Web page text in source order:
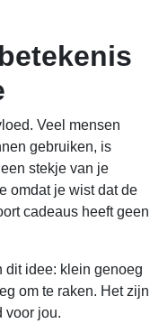
Veel mensen
gebruiken, is
stekje van je
omdat je wist dat de
cadeaus heeft geen
dit idee: klein genoeg
om te raken. Het zijn
voor jou.